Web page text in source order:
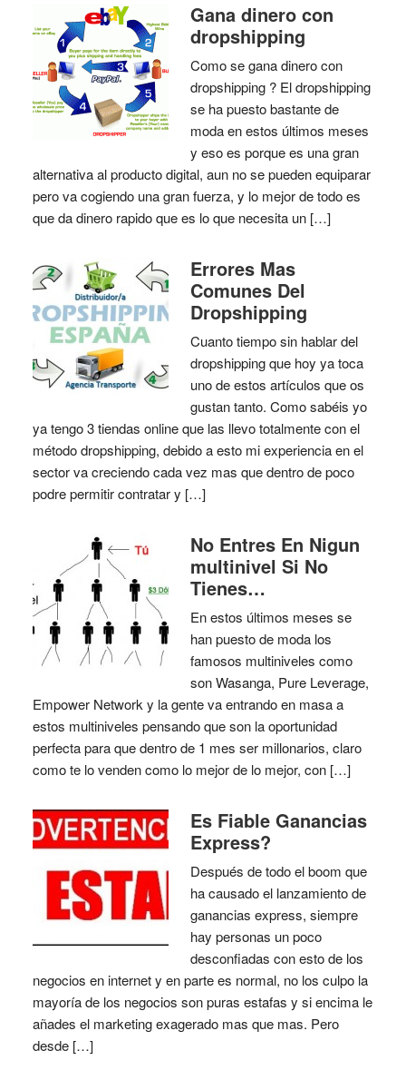
Gana dinero con
dropshipping
Como se gana dinero con
dropshipping ? El dropshipping
se ha puesto bastante de
moda en estos últimos meses
y eso es porque es una gran
alternativa al producto digital, aun no se pueden equiparar
pero va cogiendo una gran fuerza, y lo mejor de todo es
que da dinero rapido que es lo que necesita un […]
Errores Mas
Comunes Del
Dropshipping
Cuanto tiempo sin hablar del
dropshipping que hoy ya toca
uno de estos artículos que os
gustan tanto. Como sabéis yo
ya tengo 3 tiendas online que las llevo totalmente con el
método dropshipping, debido a esto mi experiencia en el
sector va creciendo cada vez mas que dentro de poco
podre permitir contratar y […]
No Entres En Nigun
multinivel Si No
Tienes…
En estos últimos meses se
han puesto de moda los
famosos multiniveles como
son Wasanga, Pure Leverage,
Empower Network y la gente va entrando en masa a
estos multiniveles pensando que son la oportunidad
perfecta para que dentro de 1 mes ser millonarios, claro
como te lo venden como lo mejor de lo mejor, con […]
Es Fiable Ganancias
Express?
Después de todo el boom que
ha causado el lanzamiento de
ganancias express, siempre
hay personas un poco
desconfiadas con esto de los
negocios en internet y en parte es normal, no los culpo la
mayoría de los negocios son puras estafas y si encima le
añades el marketing exagerado mas que mas. Pero
desde […]